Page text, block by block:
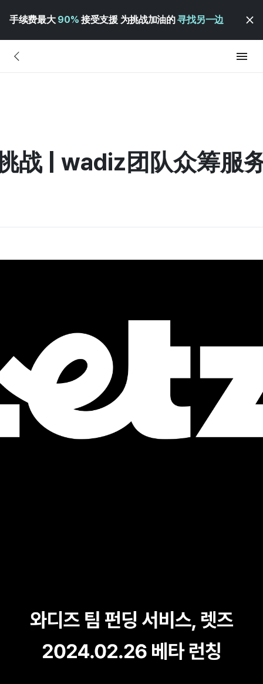
手续费最大 90% 接受支援 为挑战加油的寻找另一边
战 | wadiz团队众筹服